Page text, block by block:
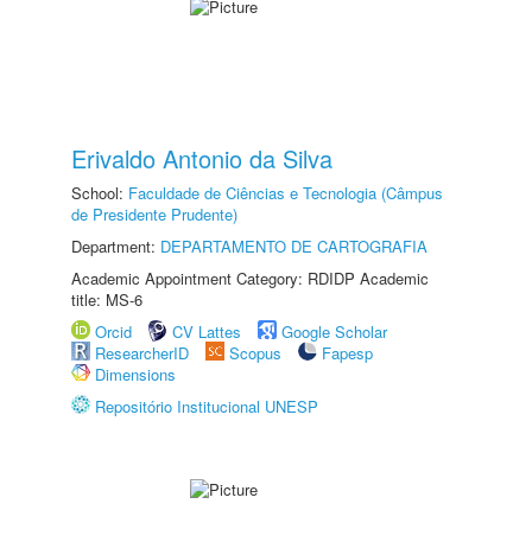
Erivaldo Antonio da Silva
School: Faculdade de Ciências e Tecnologia (Câmpus
de Presidente Prudente)
Department: DEPARTAMENTO DE CARTOGRAFIA
Academic Appointment Category: RDIDP Academic
title: MS-6
Orcid
CV Lattes
Google Scholar
ResearcherID
Scopus
Fapesp
Dimensions
Repositório Institucional UNESP